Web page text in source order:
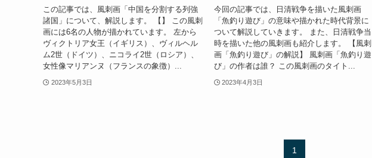
この記事では、風刺画「中国を分割する列強
諸国」について、解説します。 【】 この風刺
画には6名の人物が描かれています。 左から
ヴィクトリア女王（イギリス）、ヴィルヘル
ム2世（ドイツ）、ニコライ2世（ロシア）、
女性像マリアンヌ（フランスの象徴）...
2023年5月3日
今回の記事では、日清戦争を描いた風刺画
「魚釣り遊び」の意味や描かれた時代背景に
ついて解説していきます。 また、日清戦争当
時を描いた他の風刺画も紹介します。 【風刺
画「魚釣り遊び」の解説】 風刺画「魚釣り遊
び」の作者は誰？ この風刺画のタイト...
2023年4月3日
1